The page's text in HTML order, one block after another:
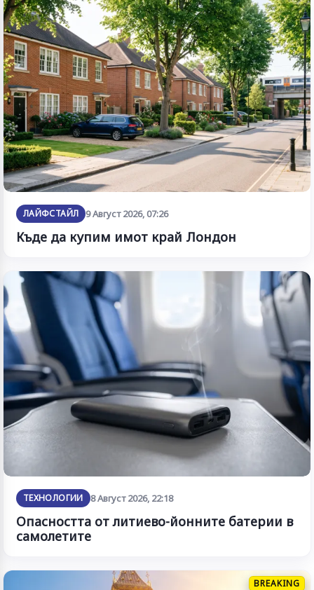
ЛАЙФСТАЙЛ 9 Август 2026, 07:26
Къде да купим имот край Лондон
ТЕХНОЛОГИИ 8 Август 2026, 22:18
Опасността от литиево-йонните батерии в
самолетите
BREAKING